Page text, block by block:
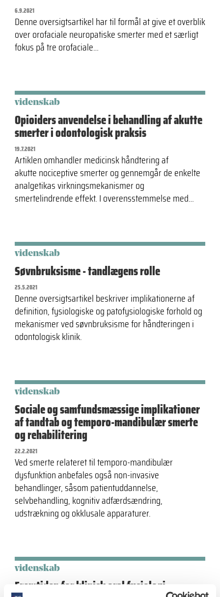
6.9.2021
Denne oversigtsartikel har til formål at give et overblik
over orofaciale neuropatiske smerter med et særligt
fokus på tre orofaciale…
videnskab
Opioiders anvendelse i behandling af akutte
smerter i odontologisk praksis
19.7.2021
Artiklen omhandler medicinsk håndtering af
akutte nociceptive smerter og gennemgår de enkelte
analgetikas virkningsmekanismer og
smertelindrende effekt. I overensstemmelse med…
videnskab
Søvnbruksisme - tandlægens rolle
25.5.2021
Denne oversigtsartikel beskriver implikationerne af
definition, fysiologiske og patofysiologiske forhold og
mekanismer ved søvnbruksisme for håndteringen i
odontologisk klinik.
videnskab
Sociale og samfundsmæssige implikationer
af tandtab og temporo-mandibulær smerte
og rehabilitering
22.2.2021
Ved smerte relateret til temporo-mandibulær
dysfunktion anbefales også non-invasive
behandlinger, såsom patientuddannelse,
selvbehandling, kognitiv adfærdsændring,
udstrækning og okklusale apparaturer.
videnskab
Fremtiden for klinisk oral fysiologi